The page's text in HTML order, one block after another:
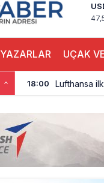
YAZARLAR UÇAK
18:00 Lufthansa
British
Çiti aştı,
İki hayalet